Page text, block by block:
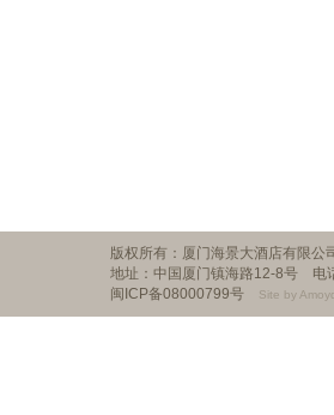
版权所有：厦门海景大酒店有限公
地址：中国厦门镇海路12-8号 电
闽ICP备08000799号
Site by